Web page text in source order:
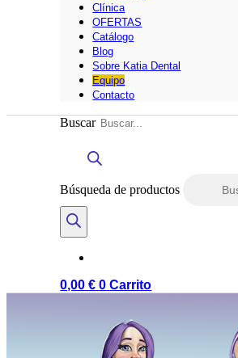
Clínica
OFERTAS
Catálogo
Blog
Sobre Katia Dental
Equipo
Contacto
Buscar
Búsqueda de productos
0,00€ 0 Carrito